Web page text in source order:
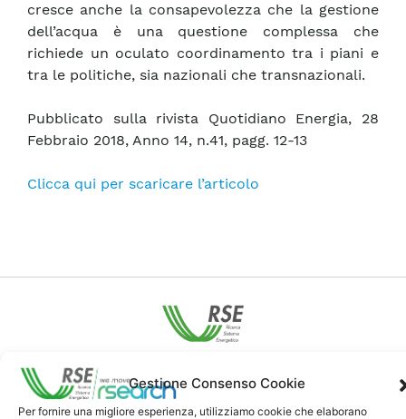
Gestione Consenso Cookie
Per fornire una migliore esperienza, utilizziamo cookie che elaborano
cresce anche la consapevolezza che la gestione
dell’acqua è una questione complessa che
richiede un oculato coordinamento tra i piani e
tra le politiche, sia nazionali che transnazionali.
Pubblicato sulla rivista Quotidiano Energia, 28
Febbraio 2018, Anno 14, n.41, pagg. 12-13
Clicca qui per scaricare l’articolo
Contatti